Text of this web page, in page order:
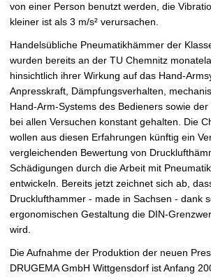
von einer Person benutzt werden, die
kleiner ist als 3 m/s² verursachen.
Handelsübliche Pneumatikhämmer der
wurden bereits an der TU Chemnitz
hinsichtlich ihrer Wirkung auf das Hand-
Anpresskraft, Dämpfungsverhalten,
Hand-Arm-Systems des Bedieners sowie
bei allen Versuchen konstant gehalten. Die
wollen aus diesen Erfahrungen künftig ein
vergleichenden Bewertung von
Schädigungen durch die Arbeit mit
entwickeln. Bereits jetzt zeichnet sich ab,
Drucklufthammer - made in Sachsen - dank
ergonomischen Gestaltung die DIN-
wird.
Die Aufnahme der Produktion der neuen
DRUGEMA GmbH Wittgensdorf ist Anfang